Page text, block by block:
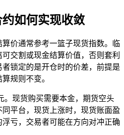
如何实现收敛
价通常参考一篮子现货指数。临
交割或现金结算价值，否则套利
锁定的是开仓时的价差，前提是
规则不变。
。现货购买需要本金，期货空头
平台，现货上涨时，现货账面盈
亏，交易者可能在方向对冲正确